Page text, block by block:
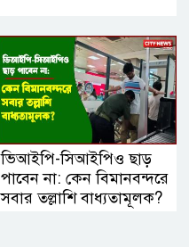
ভিআইপি-সিআইপিও ছাড়
পাবেন না: কেন বিমানবন্দরে
সবার তল্লাশি বাধ্যতামূলক?